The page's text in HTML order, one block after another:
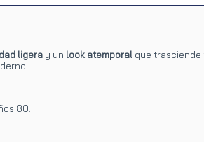
ligera y un look atemporal que trasciende
80.